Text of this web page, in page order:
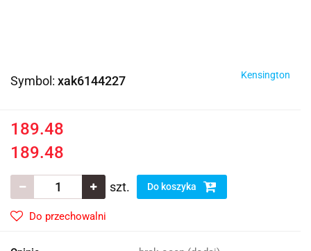
Symbol: xak6144227 Kensington
189.48
189.48
szt. Do koszyka
Do przechowalni